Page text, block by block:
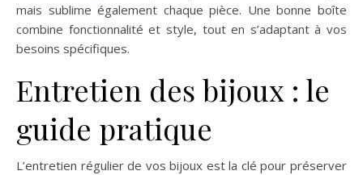
mais sublime également chaque pièce. Une bonne boîte
combine fonctionnalité et style, tout en s’adaptant à vos
besoins spécifiques.
Entretien des bijoux : le
guide pratique
L’entretien régulier de vos bijoux est la clé pour préserver